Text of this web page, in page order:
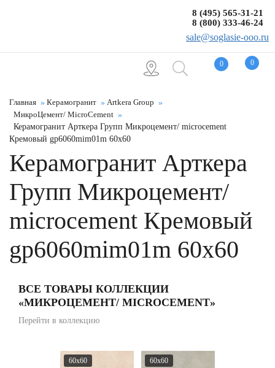
0 0
8 (495) 565-31-21
8 (800) 333-46-24
sale@soglasie-ooo.ru
Главная Керамогранит
Artkera Group
МикроЦемент/ MicroCement
Керамогранит Арткера Групп Микроцемент/ microcement
Кремовый gp6060mim01m 60x60
Керамогранит Арткера
Групп Микроцемент/
microcement Кремовый
gp6060mim01m 60x60
ВСЕ ТОВАРЫ КОЛЛЕКЦИИ
«МИКРОЦЕМЕНТ/ MICROCEMENT»
Перейти в коллекцию
60x60 60x60